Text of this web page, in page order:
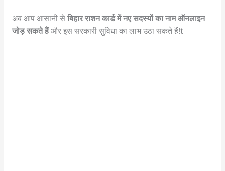
अब आप आसानी से बिहार राशन कार्ड में नए सदस्यों का नाम ऑनलाइन
जोड़ सकते हैंऔर इस सरकारी सुविधा का लाभ उठा सकते हैं!t